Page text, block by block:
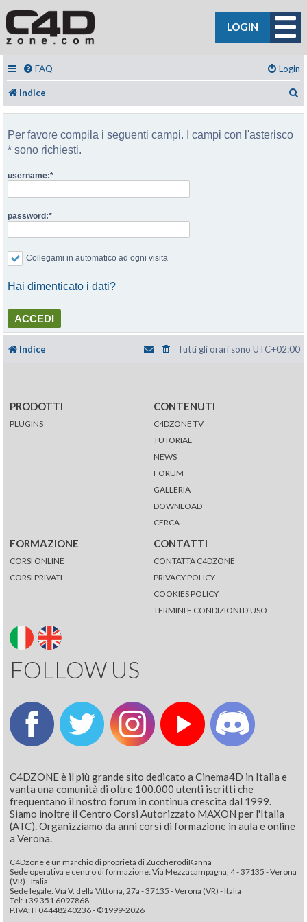
LOGIN
FAQ Login
Indice
Per favore compila i seguenti campi. I campi con l'asterisco
* sono richiesti.
username:
password:
Collegami in automatico ad ogni visita
Hai dimenticato i dati?
Indice Tutti gli orari sono UTC+02:00
PRODOTTI
PLUGINS
CONTENUTI
C4DZONE TV
TUTORIAL
NEWS
FORUM
GALLERIA
DOWNLOAD
CERCA
FORMAZIONE
CORSI ONLINE
CORSI PRIVATI
CONTATTI
CONTATTA C4DZONE
PRIVACY POLICY
COOKIES POLICY
TERMINI E CONDIZIONI D'USO
FOLLOW US
C4DZONE è il più grande sito dedicato a Cinema4D in Italia e
vanta una comunità di oltre 100.000 utenti iscritti che
frequentano il nostro forum in continua crescita dal 1999.
Siamo inoltre il Centro Corsi Autorizzato MAXON per l'Italia
(ATC). Organizziamo da anni corsi di formazione in aula e online
a Verona.
C4Dzone è un marchio di proprietà di ZuccherodiKanna
Sede operativa e centro di formazione: Via Mezzacampagna, 4 - 37135 - Verona
(VR) - Italia
Sede legale: Via V. della Vittoria, 27a - 37135 - Verona (VR) - Italia
Tel: +39 351 6097868‬
P.IVA: IT04448240236 - ©1999-2026